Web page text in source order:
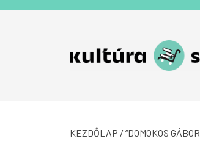
KEZDŐLAP / “DOMOKOS